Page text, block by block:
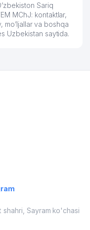
Sariq
MChJ: kontaktlar,
mo’ljallar va boshqa
Uzbekistan saytida.
Sayram ko'chasi